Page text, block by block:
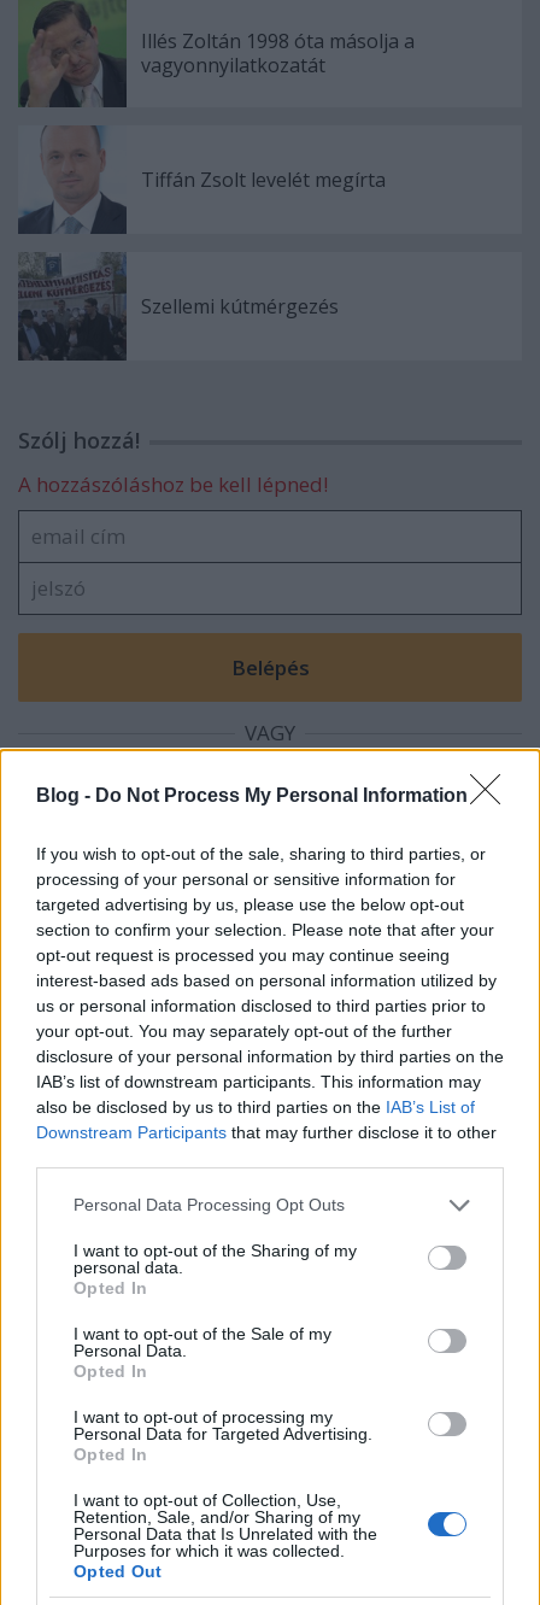
Blog - Do Not Process My Personal Information
If you wish to opt-out of the sale, sharing to third parties, or
processing of your personal or sensitive information for
targeted advertising by us, please use the below opt-out
section to confirm your selection. Please note that after your
opt-out request is processed you may continue seeing
interest-based ads based on personal information utilized by
us or personal information disclosed to third parties prior to
your opt-out. You may separately opt-out of the further
disclosure of your personal information by third parties on the
IAB’s list of downstream participants. This information may
also be disclosed by us to third parties on the IAB’s List of
Downstream Participants that may further disclose it to other
Please note that this website/app uses one or more Google
not limited to your visit or usage behaviour. You may click to
grant or deny consent to Google and its third-party tags to
use your data for below specified purposes in below Google
consent section.
Personal Data Processing Opt Outs
I want to opt-out of the Sharing of my
personal data.
Opted In
I want to opt-out of the Sale of my
Personal Data.
Opted In
I want to opt-out of processing my
Personal Data for Targeted Advertising.
Opted In
I want to opt-out of Collection, Use,
Retention, Sale, and/or Sharing of my
Personal Data that Is Unrelated with the
Purposes for which it was collected.
Opted Out
Illés Zoltán 1998 óta másolja a
vagyonnyilatkozatát
Tiffán Zsolt levelét megírta
Szellemi kútmérgezés
Szólj hozzá!
A hozzászóláshoz be kell lépned!
VAGY
Vidéki
13 éve
@Jani haverja:
Egy ENSZ tanulmány szerint, ha 2050-ig fenn
akarják tartani az aktív és inaktív lakosok arányát,
nyugdíjkorhatárt.
Tetszik érteni, miről van szó, vagy Jani haverjának ez
magas, mint majomnak a zongora?
Vidéki
13 éve
@Rufus78:
Átengedhetnéd a terepet új, fiatal, friss
gondolkodású balfácánoknak, hadd kapjanak ők is